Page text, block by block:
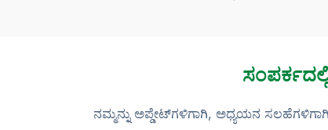
ನಮ್ಮನ್ನು ಅಪ್ಡೇಟ್‌ಗಳಿಗಾಗಿ, ಅಧ್ಯಯನ ಸಲಹೆಗಳಿಗಾಗಿ